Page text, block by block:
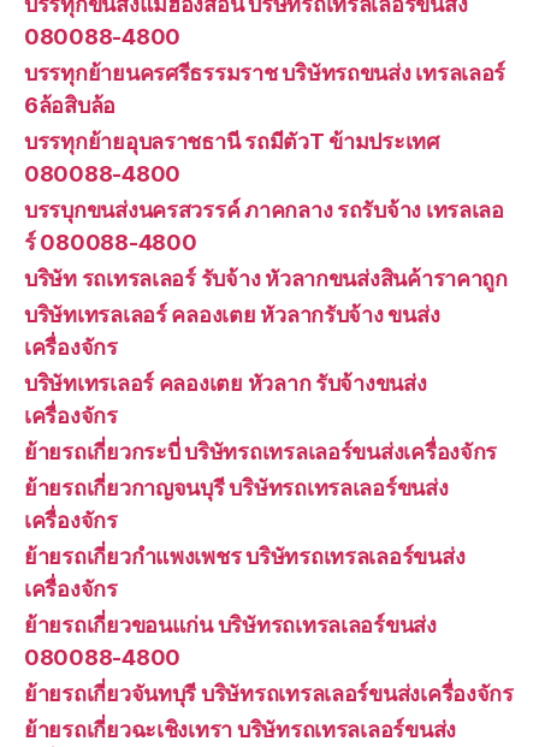
080088-4800
บรรทุกย้ายนครศรีธรรมราช บริษัทรถขนส่ง เทรลเลอร์
6ล้อสิบล้อ
บรรทุกย้ายอุบลราชธานี รถมีตัวT ข้ามประเทศ
080088-4800
บรรบุกขนส่งนครสวรรค์ ภาคกลาง รถรับจ้าง เทรลเลอ
ร์ 080088-4800
บริษัท รถเทรลเลอร์ รับจ้าง หัวลากขนส่งสินค้าราคาถูก
บริษัทเทรลเลอร์ คลองเตย หัวลากรับจ้าง ขนส่ง
เครื่องจักร
บริษัทเทรเลอร์ คลองเตย หัวลาก รับจ้างขนส่ง
เครื่องจักร
ย้ายรถเกี่ยวกระบี่ บริษัทรถเทรลเลอร์ขนส่งเครื่องจักร
ย้ายรถเกี่ยวกาญจนบุรี บริษัทรถเทรลเลอร์ขนส่ง
เครื่องจักร
ย้ายรถเกี่ยวกำแพงเพชร บริษัทรถเทรลเลอร์ขนส่ง
เครื่องจักร
ย้ายรถเกี่ยวขอนแก่น บริษัทรถเทรลเลอร์ขนส่ง
080088-4800
ย้ายรถเกี่ยวจันทบุรี บริษัทรถเทรลเลอร์ขนส่งเครื่องจักร
ย้ายรถเกี่ยวฉะเชิงเทรา บริษัทรถเทรลเลอร์ขนส่ง